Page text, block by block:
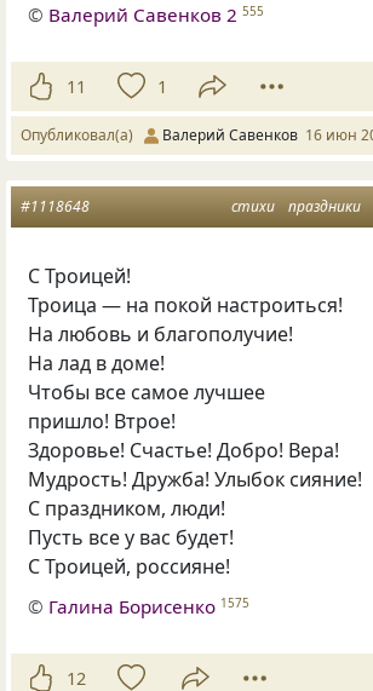
© Валерий Савенков 2 555
11 1
Опубликовал(а) Валерий Савенков 16 июн
стихи праздники
#1118648
С Троицей!
Троица — на покой настроиться!
На любовь и благополучие!
На лад в доме!
Чтобы все самое лучшее
пришло! Втрое!
Здоровье! Счастье! Добро! Вера!
Мудрость! Дружба! Улыбок сияние!
С праздником, люди!
Пусть все у вас будет!
С Троицей, россияне!
© Галина Борисенко 1575
12